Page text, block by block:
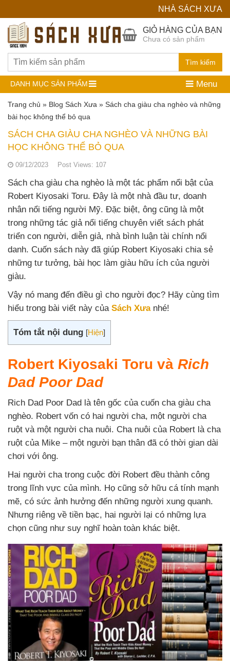
NHÀ SÁCH XƯA
Hệ
Thống
Sách
Cũ
Tìm kiếm
GIỎ HÀNG CỦA BẠN
Chưa có sản phẩm
DANH MỤC SẢN PHẨM Menu
Trang chủ » Blog Sách Xưa » Sách cha giàu cha nghèo và những
bài học không thể bỏ qua
SÁCH CHA GIÀU CHA NGHÈO VÀ NHỮNG BÀI
HỌC KHÔNG THỂ BỎ QUA
09/12/2023 Post Views: 107
Sách cha giàu cha nghèo là một tác phẩm nổi bật của
Robert Kiyosaki Toru. Đây là một nhà đầu tư, doanh
nhân nổi tiếng người Mỹ. Đặc biệt, ông cũng là một
trong những tác giả nổi tiếng chuyên viết sách phát
triển con người, diễn giả, nhà bình luận tài chính nổi
danh. Cuốn sách này đã giúp Robert Kiyosaki chia sẻ
những tư tưởng, bài học làm giàu hữu ích của người
giàu.
Vậy nó mang đến điều gì cho người đọc? Hãy cùng tìm
hiểu trong bài viết này của Sách Xưanhé!
Tóm tắt nội dung [Hiện]
Robert Kiyosaki Toru và Rich
Dad Poor Dad
Rich Dad Poor Dad là tên gốc của cuốn cha giàu cha
nghèo. Robert vốn có hai người cha, một người cha
ruột và một người cha nuôi. Cha nuôi của Robert là cha
ruột của Mike – một người bạn thân đã có thời gian dài
chơi với ông.
Hai người cha trong cuộc đời Robert đều thành công
trong lĩnh vực của mình. Họ cũng sở hữu cá tính mạnh
mẽ, có sức ảnh hưởng đến những người xung quanh.
Nhưng riêng về tiền bạc, hai người lại có những lựa
chọn cũng như suy nghĩ hoàn toàn khác biệt.